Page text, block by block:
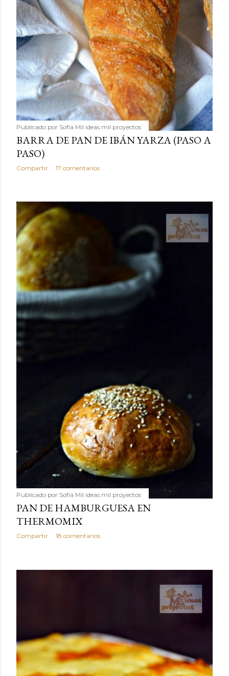
Publicado por Sofía Mil ideas mil proyectos
BARRA DE PAN DE IBÁN YARZA (PASO A
PASO)
Compartir 17 comentarios
Publicado por Sofía Mil ideas mil proyectos
PAN DE HAMBURGUESA EN
THERMOMIX
Compartir 18 comentarios